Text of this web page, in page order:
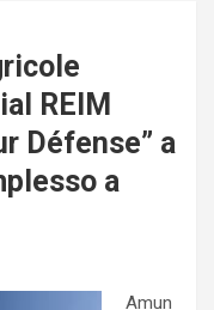
REIM
Défense” a
a
Amun